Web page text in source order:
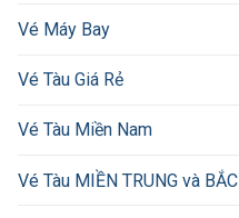
Vé Máy Bay
Vé Tàu Giá Rẻ
Vé Tàu Miền Nam
Vé Tàu MIỀN TRUNG và BẮC